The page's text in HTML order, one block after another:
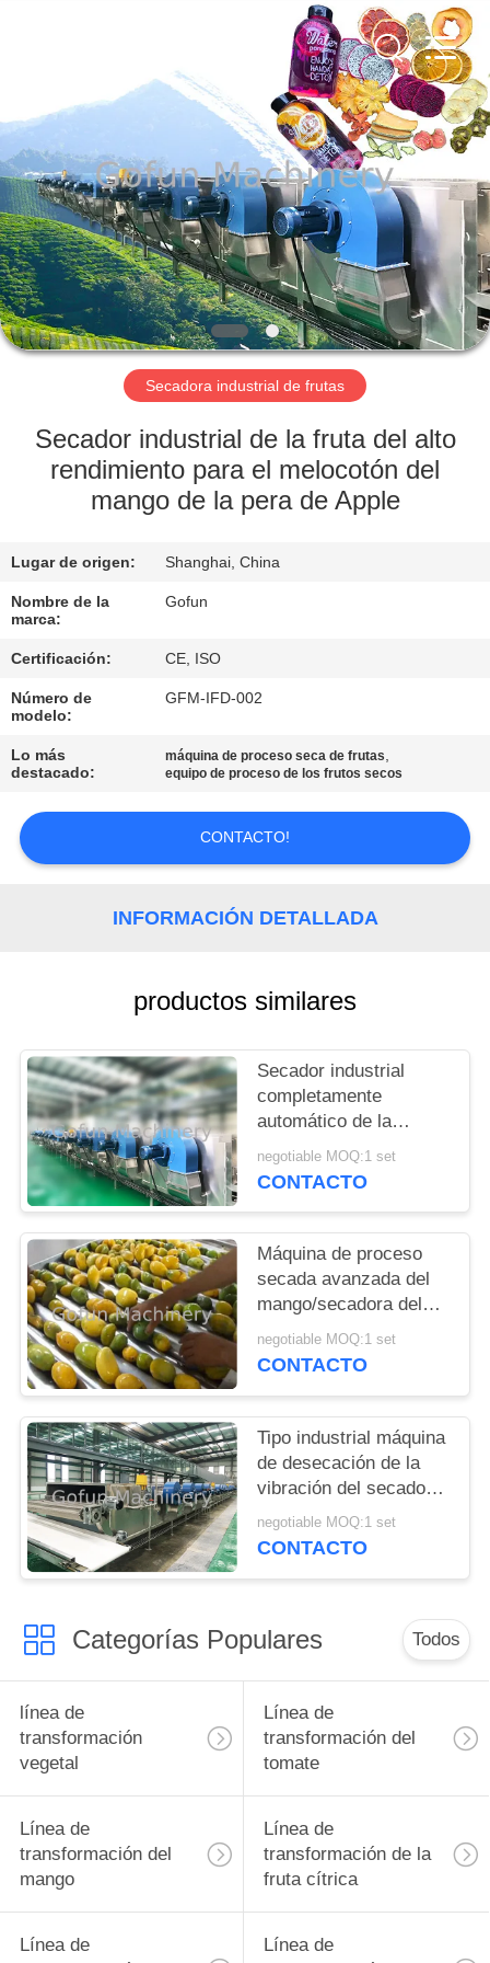
HOGAR
PRODUCTOS
VIDEOS
VR
SHOW
SOBRE
NOSOTROS
DE
LA
CONTROL
DE
CALIDAD
ÉNTRENOS
CONTACTO
CASOS
PIDA
UNA
CITA
MAPA
DEL
SITIO
POLÍTICA
DE
PRIVACIDAD
Secadora industrial de frutas
Secador industrial de la fruta del alto
rendimiento para el melocotón del
mango de la pera de Apple
Lugar de origen: Shanghai, China
Nombre de la
marca:
Gofun
Certificación: CE, ISO
Número de
modelo:
GFM-IFD-002
Lo más
destacado:
máquina de proceso seca de frutas,
equipo de proceso de los frutos secos
CONTACTO!
INFORMACIÓN DETALLADA
productos similares
Secador industrial
completamente
automático de la
fruta/equipo de
desecación de la fruta
negotiable MOQ:1 set
CONTACTO
Máquina de proceso
secada avanzada del
mango/secadora del
mango comercial
negotiable MOQ:1 set
CONTACTO
Tipo industrial máquina
de desecación de la
vibración del secador
de la fruta de High
Tech
negotiable MOQ:1 set
CONTACTO
Categorías Populares Todos
línea de
transformación
vegetal
Línea de
transformación del
tomate
Línea de
transformación del
mango
Línea de
transformación de la
fruta cítrica
Línea de
Línea de